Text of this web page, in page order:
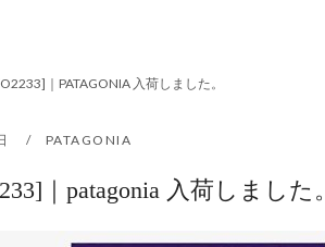
｜PATAGONIA 入荷しました。
PATAGONIA
｜patagonia 入荷しました。